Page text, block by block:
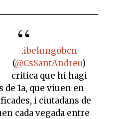
.ibelungobcn
(@CsSantAndreu)
critica que hi hagi
de 1a, que viuen en
i ciutadans de
cada vegada entre